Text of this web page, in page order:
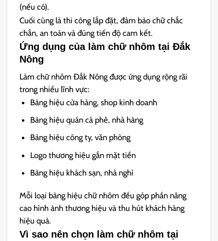
(nếu có).
Cuối cùng là thi công lắp đặt, đảm bảo chữ chắc
chắn, an toàn và đúng tiến độ cam kết.
Ứng dụng của làm chữ nhôm tại Đắk
Nông
Làm chữ nhôm Đắk Nông được ứng dụng rộng rãi
trong nhiều lĩnh vực:
Bảng hiệu cửa hàng, shop kinh doanh
Bảng hiệu quán cà phê, nhà hàng
Bảng hiệu công ty, văn phòng
Logo thương hiệu gắn mặt tiền
Bảng hiệu khách sạn, nhà nghỉ
Mỗi loại bảng hiệu chữ nhôm đều góp phần nâng
cao hình ảnh thương hiệu và thu hút khách hàng
hiệu quả.
Vì sao nên chọn làm chữ nhôm tại